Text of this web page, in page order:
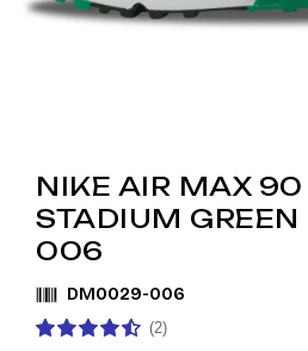
NIKE AIR MAX
STADIUM
006
DM0029-006
(2)